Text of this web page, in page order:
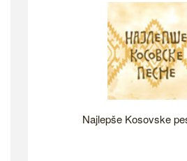
Najlepše Kosovske